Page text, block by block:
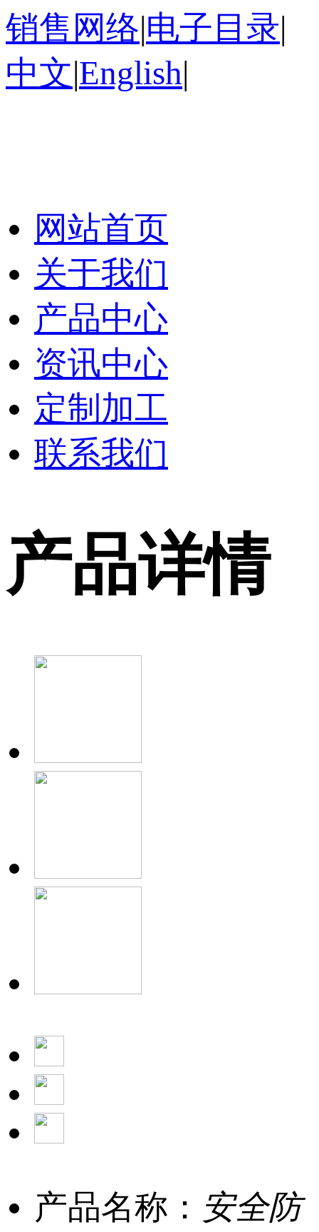
销售网络|电子目录|
中文|English|
网站首页
关于我们
产品中心
资讯中心
定制加工
联系我们
产品详情
产品名称： 安全防